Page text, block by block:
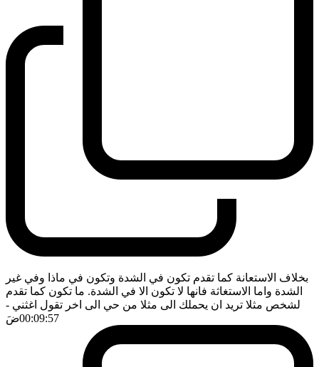
بخلاف الاستعانة كما تقدم تكون في الشدة وتكون في ماذا وفي غير
الشدة واما الاستغاثة فانها لا تكون الا في الشدة. ما تكون كما تقدم
لشخص مثلا تريد ان يحملك الى مثلا من حي الى اخر تقول اغثني -
00:09:57ضَ